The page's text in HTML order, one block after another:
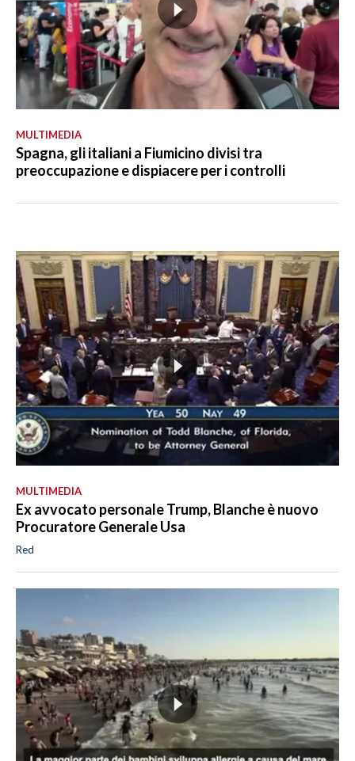
MULTIMEDIA
Spagna, gli italiani a Fiumicino divisi tra
preoccupazione e dispiacere per i controlli
MULTIMEDIA
Ex avvocato personale Trump, Blanche è nuovo
Procuratore Generale Usa
Red